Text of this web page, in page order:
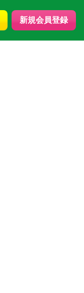
新規会員登録